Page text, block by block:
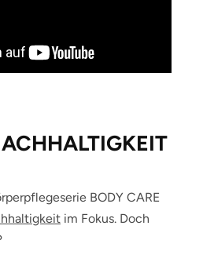
BODY CARE
im Fokus. Doch